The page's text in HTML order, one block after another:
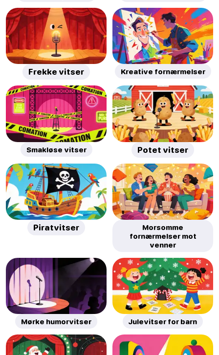
Frekke vitser Kreative fornærmelser
Smakløse vitser Potet vitser
Piratvitser
Morsomme
fornærmelser mot
venner
Mørke humorvitser Julevitser for barn